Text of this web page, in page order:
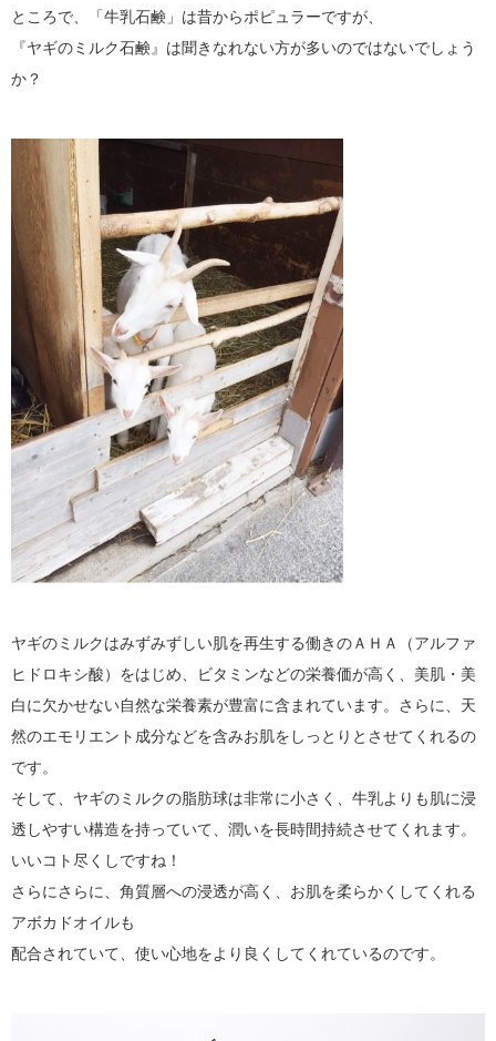
ところで、「牛乳石鹸」は昔からポピュラーですが、
『ヤギのミルク石鹸』は聞きなれない方が多いのではないでしょう
か？
ヤギのミルクはみずみずしい肌を再生する働きのＡＨＡ（アルファ
ヒドロキシ酸）をはじめ、ビタミンなどの栄養価が高く、美肌・美
白に欠かせない自然な栄養素が豊富に含まれています。さらに、天
然のエモリエント成分などを含みお肌をしっとりとさせてくれるの
です。
そして、ヤギのミルクの脂肪球は非常に小さく、牛乳よりも肌に浸
透しやすい構造を持っていて、潤いを長時間持続させてくれます。
いいコト尽くしですね！
さらにさらに、角質層への浸透が高く、お肌を柔らかくしてくれる
アボカドオイルも
配合されていて、使い心地をより良くしてくれているのです。